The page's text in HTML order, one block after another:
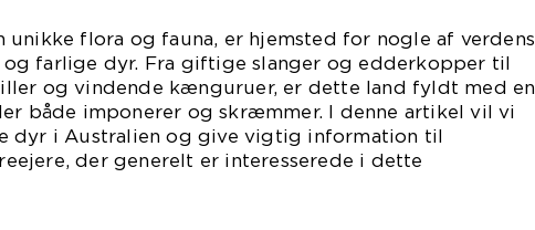
unikke flora og fauna, er hjemsted for nogle af verdens
og farlige dyr. Fra giftige slanger og edderkopper til
og vindende kænguruer, er dette land fyldt med en
både imponerer og skræmmer. I denne artikel vil vi
dyr i Australien og give vigtig information til
der generelt er interesserede i dette